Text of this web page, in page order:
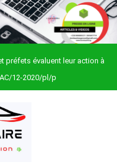
préfets évaluent leur action à
Blitta12-2020/pl/p